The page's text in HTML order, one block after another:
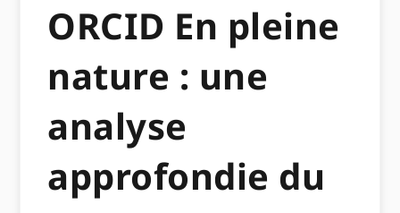
ORCID En pleine
nature : une
analyse
approfondie du